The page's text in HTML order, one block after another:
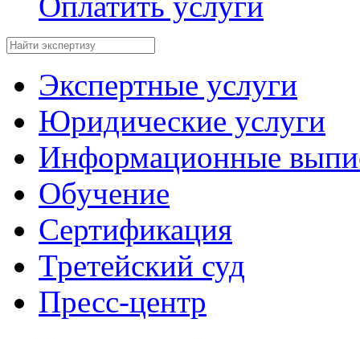
Экспертные услуги
Юридические услуги
Информационные
Обучение
Сертификация
Третейский суд
Пресс-центр